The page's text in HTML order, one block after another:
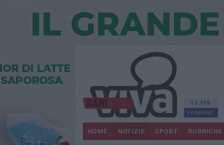
13.795
FANPAGE
HOME NOTIZIE SPORT RUBRICHE